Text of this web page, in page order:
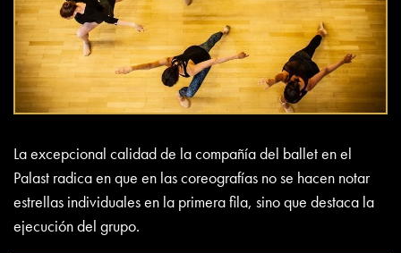
La excepcional calidad de la compañía del ballet en el
Palast radica en que en las coreografías no se hacen notar
estrellas individuales en la primera fila, sino que destaca la
ejecución del grupo.